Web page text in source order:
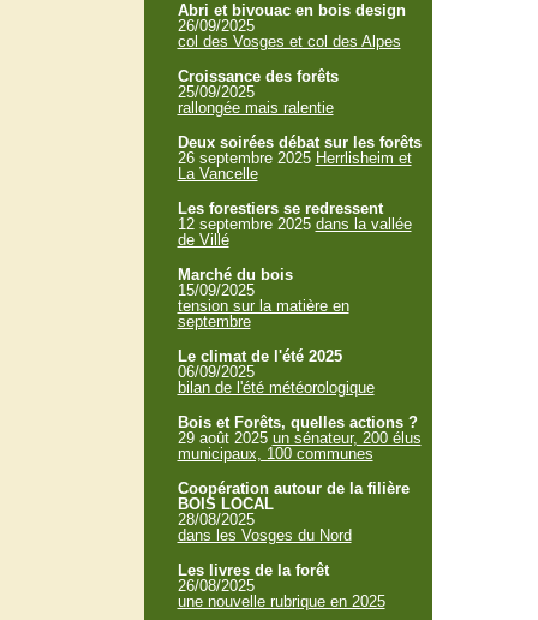
Abri et bivouac en bois design
26/09/2025
col des Vosges et col des Alpes
Croissance des forêts
25/09/2025
rallongée mais ralentie
Deux soirées débat sur les forêts
26 septembre 2025 Herrlisheim et
La Vancelle
Les forestiers se redressent
12 septembre 2025 dans la vallée
de Villé
Marché du bois
15/09/2025
tension sur la matière en
septembre
Le climat de l'été 2025
06/09/2025
bilan de l'été météorologique
Bois et Forêts, quelles actions ?
29 août 2025 un sénateur, 200 élus
municipaux, 100 communes
Coopération autour de la filière
BOIS LOCAL
28/08/2025
dans les Vosges du Nord
Les livres de la forêt
26/08/2025
une nouvelle rubrique en 2025